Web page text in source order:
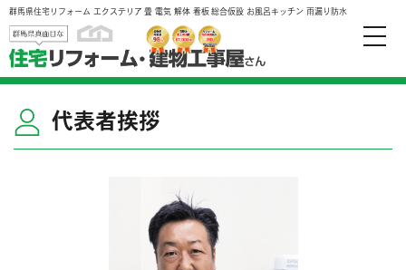
toggle
群馬県住宅リフォーム エクステリア 畳 電気 解体 看板 総合仮設 お風呂キッチン 雨漏り防水
代表者挨拶